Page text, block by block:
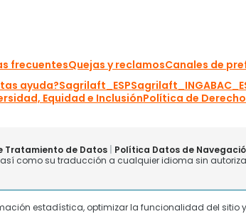
estadística, optimizar la funcionalidad del